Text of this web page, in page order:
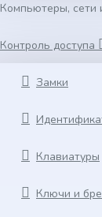
Компьютеры, сети
Контроль доступа
Замки
Клавиатуры
Ключи и